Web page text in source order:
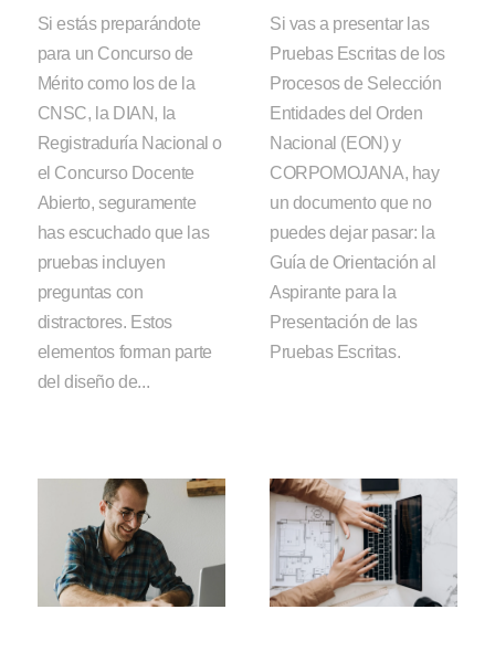
Si estás preparándote
para un Concurso de
Mérito como los de la
CNSC, la DIAN, la
Registraduría Nacional o
el Concurso Docente
Abierto, seguramente
has escuchado que las
pruebas incluyen
preguntas con
distractores. Estos
elementos forman parte
del diseño de...
Si vas a presentar las
Pruebas Escritas de los
Procesos de Selección
Entidades del Orden
Nacional (EON) y
CORPOMOJANA, hay
un documento que no
puedes dejar pasar: la
Guía de Orientación al
Aspirante para la
Presentación de las
Pruebas Escritas.